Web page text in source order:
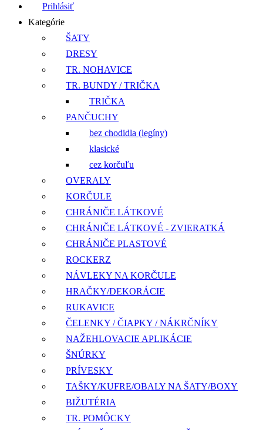
Prihlásiť
Kategórie
ŠATY
DRESY
TR. NOHAVICE
TR. BUNDY / TRIČKA
TRIČKA
PANČUCHY
bez chodidla (legíny)
klasické
cez korčuľu
OVERALY
KORČULE
CHRÁNIČE LÁTKOVÉ
CHRÁNIČE LÁTKOVÉ - ZVIERATKÁ
CHRÁNIČE PLASTOVÉ
ROCKERZ
NÁVLEKY NA KORČULE
HRAČKY/DEKORÁCIE
RUKAVICE
ČELENKY / ČIAPKY / NÁKRČNÍKY
NAŽEHLOVACIE APLIKÁCIE
ŠNÚRKY
PRÍVESKY
TAŠKY/KUFRE/OBALY NA ŠATY/BOXY
BIŽUTÉRIA
TR. POMÔCKY